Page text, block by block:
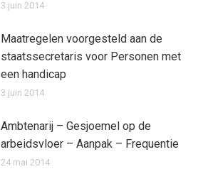
3 juin 2014
Maatregelen voorgesteld aan de
staatssecretaris voor Personen met
een handicap
3 juin 2014
Ambtenarij – Gesjoemel op de
arbeidsvloer – Aanpak – Frequentie
24 mai 2014